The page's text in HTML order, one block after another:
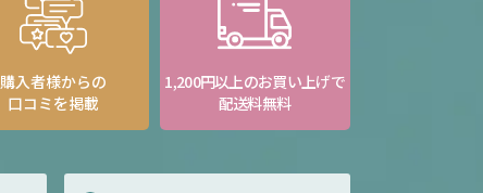
購入者様からの
口コミを掲載
1,200円以上のお買い上げで
配送料無料